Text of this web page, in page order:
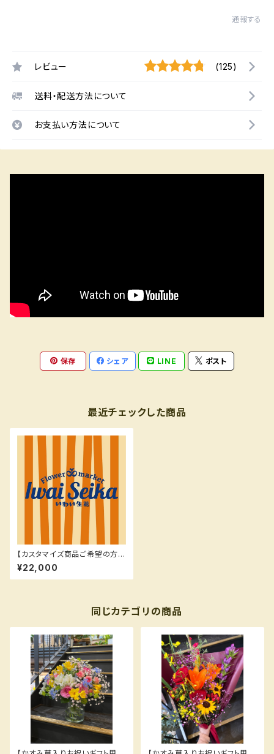
通報する
レビュー (125)
送料・配送方法について
お支払い方法について
保存 シェア LINE ポスト
最近チェックした商品
【カスタマイズ商品ご希望の方は
こちら】¥22000
¥22,000
同じカテゴリの商品